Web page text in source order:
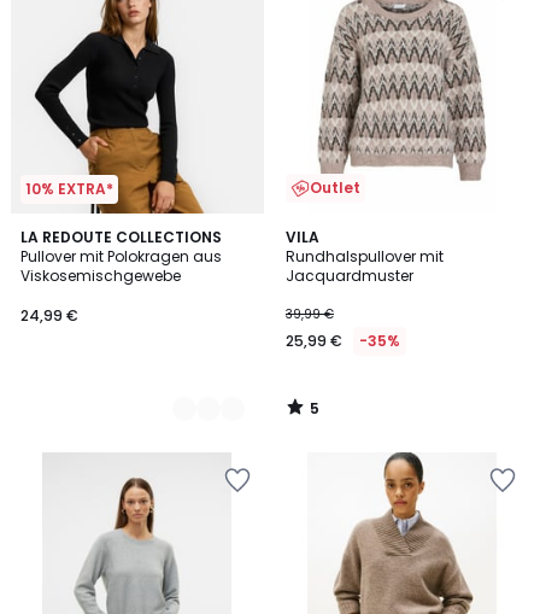
10% EXTRA*
LA REDOUTE COLLECTIONS
Pullover mit Polokragen aus
Viskosemischgewebe
24,99 €
2
Farben
Outlet
VILA
Rundhalspullover mit
Jacquardmuster
39,99 €
25,99 € -35%
5
/
5
5
/